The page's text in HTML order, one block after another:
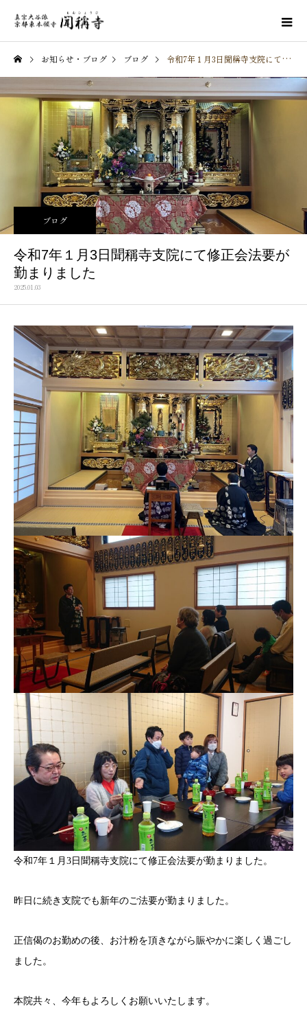
お知らせ・ブログ ブログ 令和7年１月3日聞稱寺支院にて修正会法要が勤まりました
ブログ
令和7年１月3日聞稱寺支院にて修正会法要が
勤まりました
2025.01.03
令和7年１月3日聞稱寺支院にて修正会法要が勤まりました。
昨日に続き支院でも新年のご法要が勤まりました。
正信偈のお勤めの後、お汁粉を頂きながら賑やかに楽しく過ごし
ました。
本院共々、今年もよろしくお願いいたします。